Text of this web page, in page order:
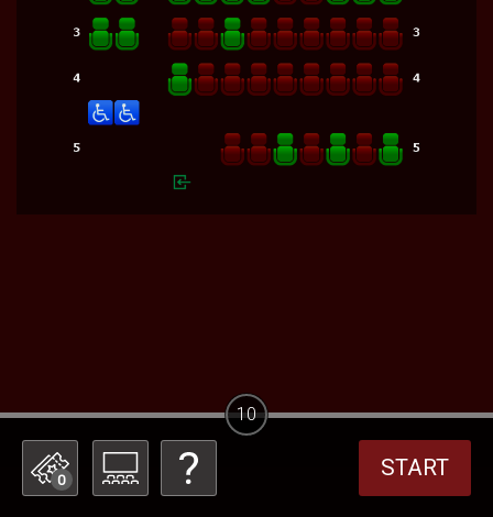
0 START
10